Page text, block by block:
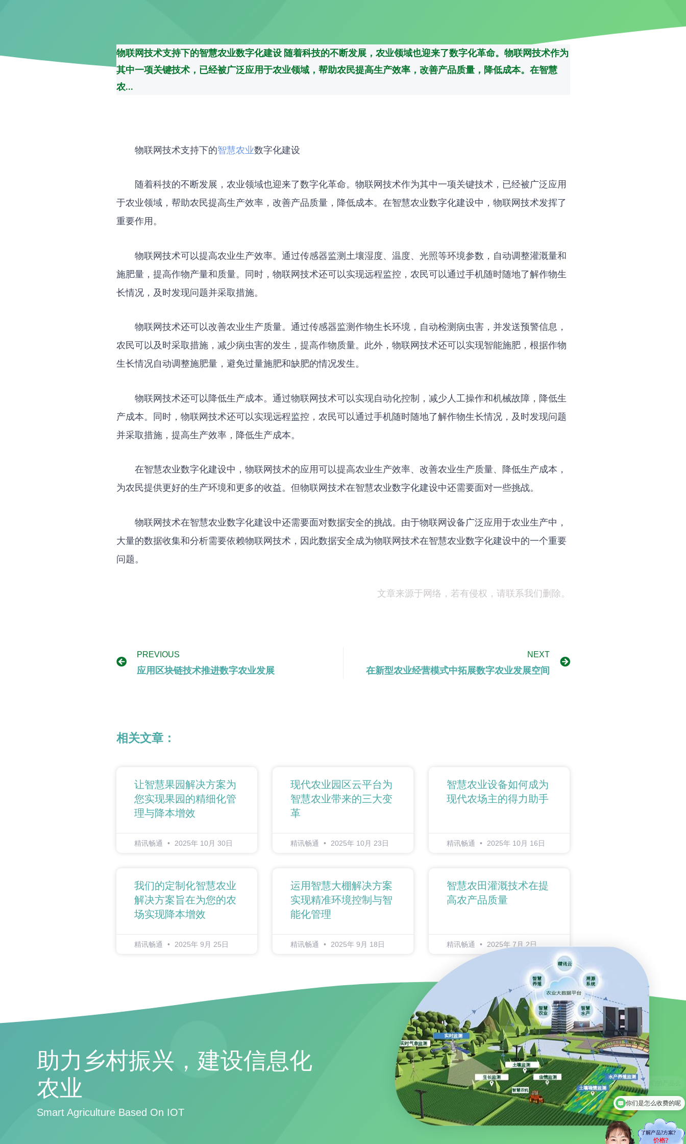
物联网技术支持下的智慧农业数字化建设 随着科技的不断发展，农业领域也迎来了数字化革命。物联网技术作为
其中一项关键技术，已经被广泛应用于农业领域，帮助农民提高生产效率，改善产品质量，降低成本。在智慧
农...
物联网技术支持下的智慧农业数字化建设
随着科技的不断发展，农业领域也迎来了数字化革命。物联网技术作为其中一项关键技术，已经被广泛应用
于农业领域，帮助农民提高生产效率，改善产品质量，降低成本。在智慧农业数字化建设中，物联网技术发挥了
重要作用。
物联网技术可以提高农业生产效率。通过传感器监测土壤湿度、温度、光照等环境参数，自动调整灌溉量和
施肥量，提高作物产量和质量。同时，物联网技术还可以实现远程监控，农民可以通过手机随时随地了解作物生
长情况，及时发现问题并采取措施。
物联网技术还可以改善农业生产质量。通过传感器监测作物生长环境，自动检测病虫害，并发送预警信息，
农民可以及时采取措施，减少病虫害的发生，提高作物质量。此外，物联网技术还可以实现智能施肥，根据作物
生长情况自动调整施肥量，避免过量施肥和缺肥的情况发生。
物联网技术还可以降低生产成本。通过物联网技术可以实现自动化控制，减少人工操作和机械故障，降低生
产成本。同时，物联网技术还可以实现远程监控，农民可以通过手机随时随地了解作物生长情况，及时发现问题
并采取措施，提高生产效率，降低生产成本。
在智慧农业数字化建设中，物联网技术的应用可以提高农业生产效率、改善农业生产质量、降低生产成本，
为农民提供更好的生产环境和更多的收益。但物联网技术在智慧农业数字化建设中还需要面对一些挑战。
物联网技术在智慧农业数字化建设中还需要面对数据安全的挑战。由于物联网设备广泛应用于农业生产中，
大量的数据收集和分析需要依赖物联网技术，因此数据安全成为物联网技术在智慧农业数字化建设中的一个重要
问题。
文章来源于网络，若有侵权，请联系我们删除。
PREVIOUS
应用区块链技术推进数字农业发展
NEXT
在新型农业经营模式中拓展数字农业发展空间
相关文章：
让智慧果园解决方案为
您实现果园的精细化管
理与降本增效
精讯畅通 2025年 10月 30日
现代农业园区云平台为
智慧农业带来的三大变
革
精讯畅通 2025年 10月 23日
智慧农业设备如何成为
现代农场主的得力助手
精讯畅通 2025年 10月 16日
我们的定制化智慧农业
解决方案旨在为您的农
场实现降本增效
精讯畅通 2025年 9月 25日
运用智慧大棚解决方案
实现精准环境控制与智
能化管理
精讯畅通 2025年 9月 18日
智慧农田灌溉技术在提
高农产品质量
精讯畅通 2025年 7月 2日
助力乡村振兴，建设信息化
农业
Smart Agriculture Based On IOT
你们是怎么收费的呢